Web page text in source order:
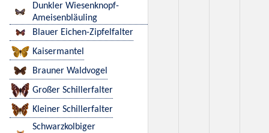
Dunkler Wiesenknopf-
Ameisenbläuling
Blauer Eichen-Zipfelfalter
Kaisermantel
Brauner Waldvogel
Großer Schillerfalter
Kleiner Schillerfalter
Schwarzkolbiger